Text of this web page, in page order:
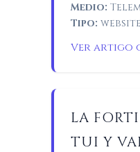
Medio:
Tipo: website
Ver artigo
LA
TUI Y